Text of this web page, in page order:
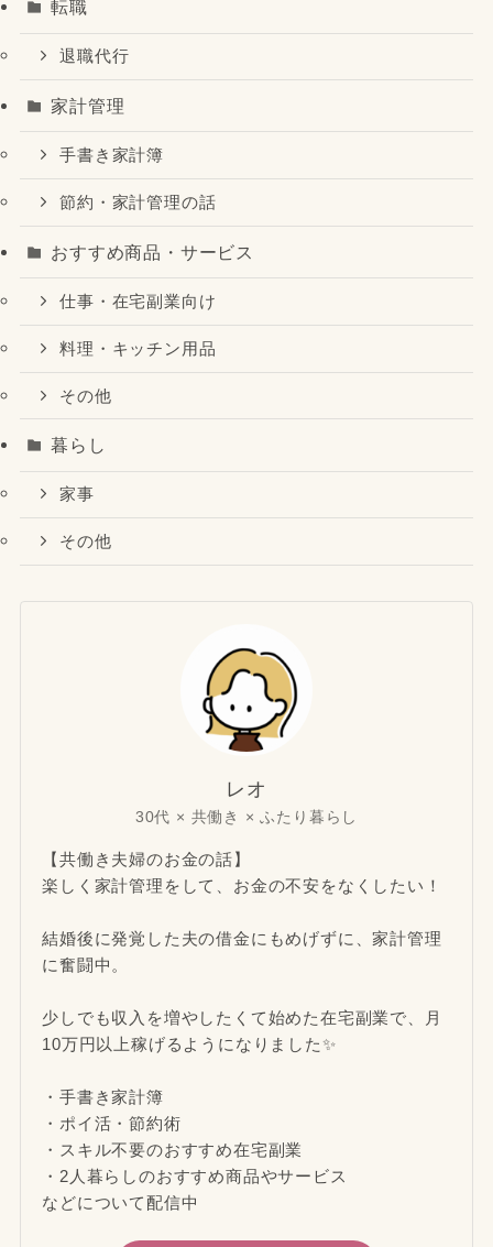
転職
退職代行
家計管理
手書き家計簿
節約・家計管理の話
おすすめ商品・サービス
仕事・在宅副業向け
料理・キッチン用品
その他
暮らし
家事
その他
レオ
30代 × 共働き × ふたり暮らし
【共働き夫婦のお金の話】
楽しく家計管理をして、お金の不安をなくしたい！
結婚後に発覚した夫の借金にもめげずに、家計管理
に奮闘中。
少しでも収入を増やしたくて始めた在宅副業で、月
10万円以上稼げるようになりました✨
・手書き家計簿
・ポイ活・節約術
・スキル不要のおすすめ在宅副業
・2人暮らしのおすすめ商品やサービス
などについて配信中